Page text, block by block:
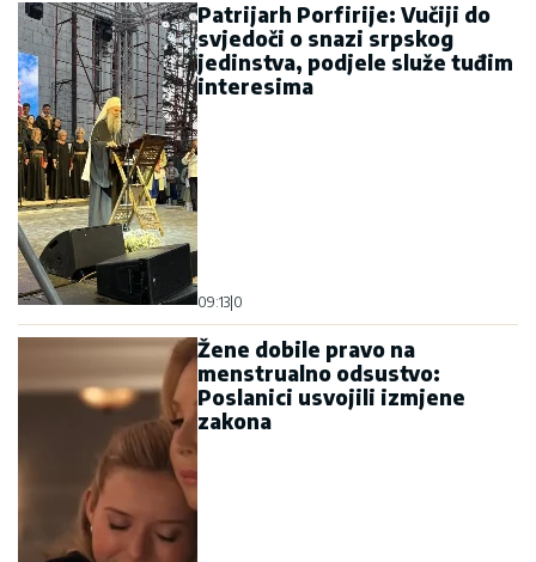
Patrijarh Porfirije: Vučiji do
svjedoči o snazi srpskog
jedinstva, podjele služe tuđim
interesima
09:13 0
Žene dobile pravo na
menstrualno odsustvo:
Poslanici usvojili izmjene
zakona